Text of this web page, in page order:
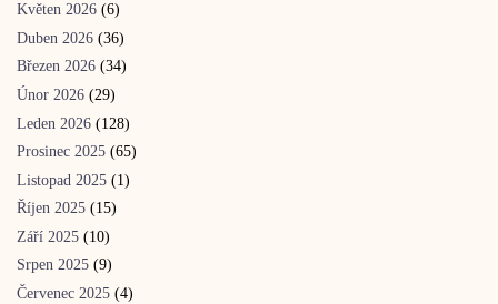
Květen 2026 (6)
Duben 2026 (36)
Březen 2026 (34)
Únor 2026 (29)
Leden 2026 (128)
Prosinec 2025 (65)
Listopad 2025 (1)
Říjen 2025 (15)
Září 2025 (10)
Srpen 2025 (9)
Červenec 2025 (4)